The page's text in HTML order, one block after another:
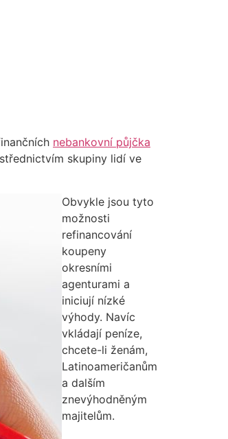
nebankovní půjčka
skupiny lidí ve
Obvykle jsou tyto
možnosti
refinancování
koupeny
okresními
agenturami a
iniciují nízké
výhody. Navíc
vkládají peníze,
chcete-li ženám,
Latinoameričanům
a dalším
znevýhodněným
majitelům.